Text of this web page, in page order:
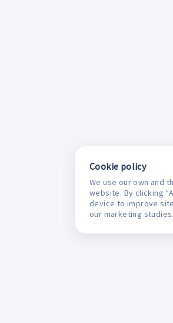
Cookie policy
We use our own and
website. By clicking
device to improve
our marketing